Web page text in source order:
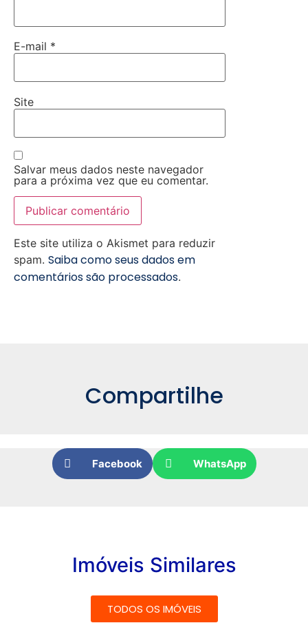
E-mail *
Site
Salvar meus dados neste navegador
para a próxima vez que eu comentar.
Este site utiliza o Akismet para reduzir
spam. Saiba como seus dados em
comentários são processados.
Compartilhe
Facebook WhatsApp
Imóveis Similares
TODOS OS IMÓVEIS